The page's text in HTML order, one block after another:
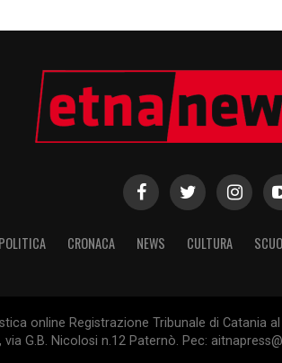
POLITICA CRONACA NEWS CULTURA
online Registrazione Tribunale di Catania
G.B. Nicolosi n.12 Paternò. Pec: